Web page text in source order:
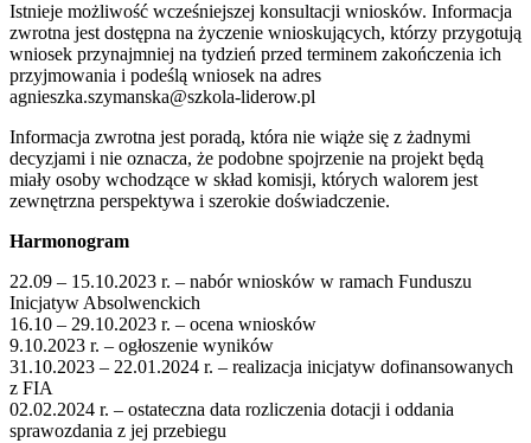
Istnieje możliwość wcześniejszej konsultacji wniosków. Informacja
zwrotna jest dostępna na życzenie wnioskujących, którzy przygotują
wniosek przynajmniej na tydzień przed terminem zakończenia ich
przyjmowania i podeślą wniosek na adres
agnieszka.szymanska@szkola-liderow.pl
Informacja zwrotna jest poradą, która nie wiąże się z żadnymi
decyzjami i nie oznacza, że podobne spojrzenie na projekt będą
miały osoby wchodzące w skład komisji, których walorem jest
zewnętrzna perspektywa i szerokie doświadczenie.
Harmonogram
22.09 – 15.10.2023 r. – nabór wniosków w ramach Funduszu
Inicjatyw Absolwenckich
16.10 – 29.10.2023 r. – ocena wniosków
9.10.2023 r. – ogłoszenie wyników
31.10.2023 – 22.01.2024 r. – realizacja inicjatyw dofinansowanych
z FIA
02.02.2024 r. – ostateczna data rozliczenia dotacji i oddania
sprawozdania z jej przebiegu